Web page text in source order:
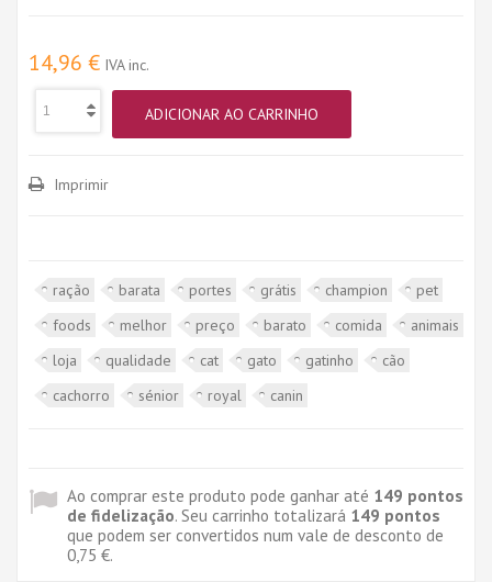
14,96 € IVA inc.
ADICIONAR AO CARRINHO
Imprimir
ração barata portes grátis champion
pet
foods
melhor preço barato comida
animais
loja
qualidade cat gato gatinho
cão
cachorro
sénior royal canin
Ao comprar este produto pode ganhar até 149 pontos
de fidelização. Seu carrinho totalizará 149 pontos
que podem ser convertidos num vale de desconto de
0,75 €.